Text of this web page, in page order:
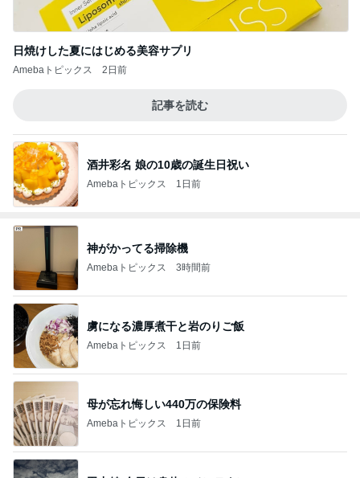
日焼けした夏にはじめる美容サプリ
Amebaトピックス 2日前
記事を読む
酒井彩名 娘の10歳の誕生日祝い
Amebaトピックス 1日前
神がかってる掃除機
Amebaトピックス 3時間前
虜になる濃厚煮干と岩のりご飯
Amebaトピックス 1日前
母が忘れ悔しい440万の保険料
Amebaトピックス 1日前